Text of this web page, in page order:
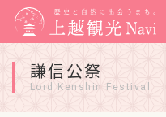
謙信公祭
Lord Kenshin Festival